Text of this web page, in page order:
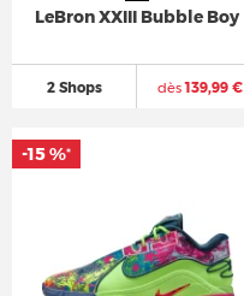
LeBron XXIII Bubble Boy
2 Shops dès139,99 €
-15 %*